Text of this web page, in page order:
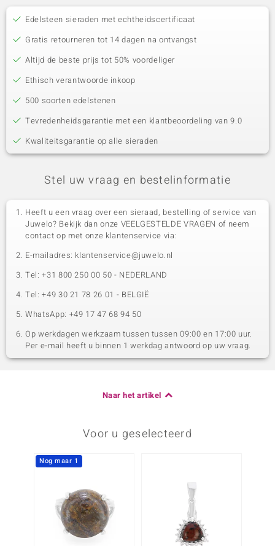
Edelsteen sieraden met echtheidscertificaat
Gratis retourneren tot 14 dagen na ontvangst
Altijd de beste prijs tot 50% voordeliger
Ethisch verantwoorde inkoop
500 soorten edelstenen
Tevredenheidsgarantie met een klantbeoordeling van 9.0
Kwaliteitsgarantie op alle sieraden
Stel uw vraag en bestelinformatie
Heeft u een vraag over een sieraad, bestelling of service van
Juwelo? Bekijk dan onze VEELGESTELDE VRAGEN of neem
contact op met onze klantenservice via:
E-mailadres: klantenservice@juwelo.nl
Tel: +31 800 250 00 50 - NEDERLAND
Tel: +49 30 21 78 26 01 - BELGIË
WhatsApp: +49 17 47 68 94 50
Op werkdagen werkzaam tussen tussen 09:00 en 17:00 uur.
Per e-mail heeft u binnen 1 werkdag antwoord op uw vraag.
Naar het artikel
Voor u geselecteerd
Nog maar 1